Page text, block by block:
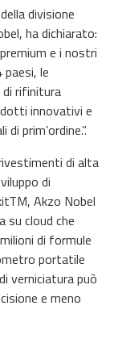
divisione
ha dichiarato:
e i nostri
paesi, le
rifinitura
innovativi e
prim’ordine.”.
di alta
di
Akzo Nobel
su cloud che
di formule
portatile
verniciatura può
e meno